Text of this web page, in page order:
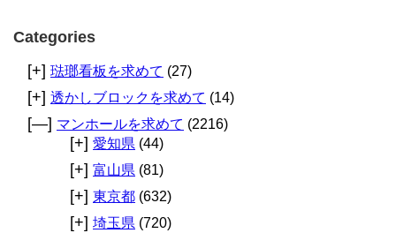
Categories
[+] 琺瑯看板を求めて (27)
[+] 透かしブロックを求めて (14)
[—] マンホールを求めて (2216)
[+] 愛知県 (44)
[+] 富山県 (81)
[+] 東京都 (632)
[+] 埼玉県 (720)